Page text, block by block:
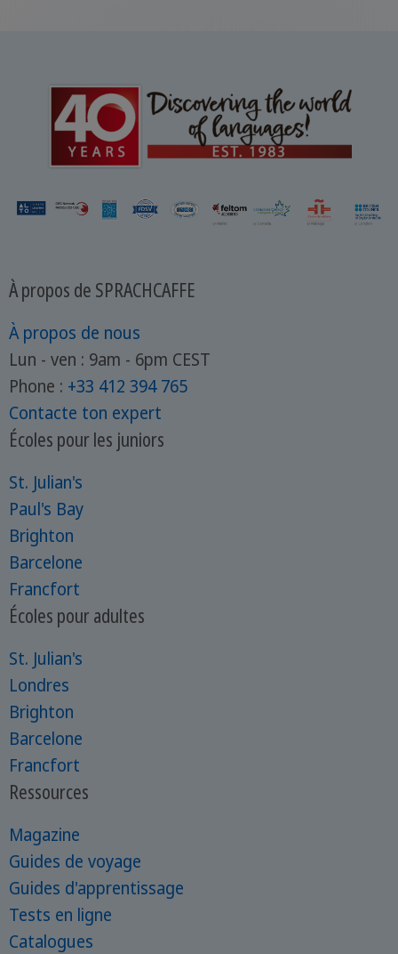
À propos de SPRACHCAFFE
À propos de nous
Lun - ven : 9am - 6pm CEST
Phone : +33 412 394 765
Contacte ton expert
Écoles pour les juniors
St. Julian's
Paul's Bay
Brighton
Barcelone
Francfort
Écoles pour adultes
St. Julian's
Londres
Brighton
Barcelone
Francfort
Ressources
Magazine
Guides de voyage
Guides d'apprentissage
Tests en ligne
Catalogues